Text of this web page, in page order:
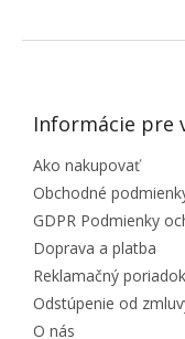
ZÁPÄTIE
Informácie pre
Ako nakupovať
Obchodné
GDPR Podmienky
Doprava a platba
Reklamačný poriadok
Odstúpenie od
O nás